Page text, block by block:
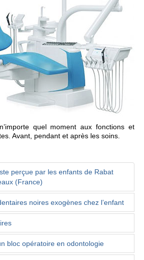
quel moment aux fonctions et
Avant, pendant et après les soins.
perçue par les enfants de Rabat
(France)
noires exogènes chez l’enfant
bloc opératoire en odontologie